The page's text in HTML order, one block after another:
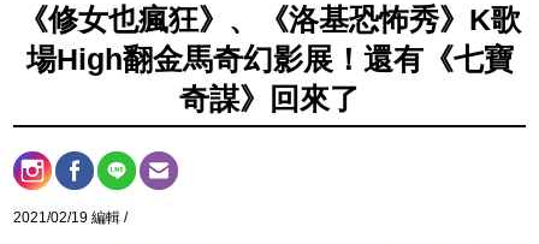
《修女也瘋狂》、《洛基恐怖秀》K歌
場High翻金馬奇幻影展！還有《七寶
奇謀》回來了
2021/02/19 編輯 /